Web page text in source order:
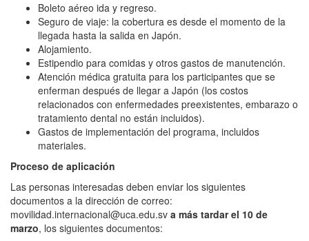
Boleto aéreo ida y regreso.
Seguro de viaje: la cobertura es desde el momento de la
llegada hasta la salida en Japón.
Alojamiento.
Estipendio para comidas y otros gastos de manutención.
Atención médica gratuita para los participantes que se
enferman después de llegar a Japón (los costos
relacionados con enfermedades preexistentes, embarazo o
tratamiento dental no están incluidos).
Gastos de implementación del programa, incluidos
materiales.
Proceso de aplicación
Las personas interesadas deben enviar los siguientes
documentos a la dirección de correo:
movilidad.internacional@uca.edu.sv a más tardar el 10 de
marzo, los siguientes documentos: